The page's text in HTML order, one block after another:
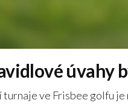
úvahy
turnaje ve Frisbee golfu